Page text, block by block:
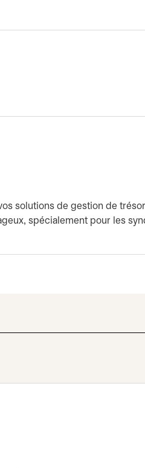
solutions de gestion de
spécialement pour les